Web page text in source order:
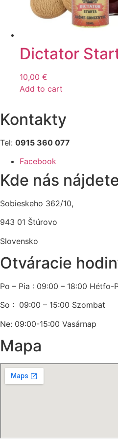
Dictator
10,00 €
Add to cart
Kontakty
Tel: 0915 360 077
Facebook
Kde nás
Sobieskeho 362/10,
943 01 Štúrovo
Slovensko
Otváracie
Po – Pia : 09:00 – 18:00 Hétfo-
So : 09:00 – 15:00 Szombat
Ne: 09:00-15:00 Vasárnap
Mapa